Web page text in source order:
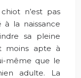
n’est pas
la naissance
sa pleine
moins apte à
même que le
adulte. La